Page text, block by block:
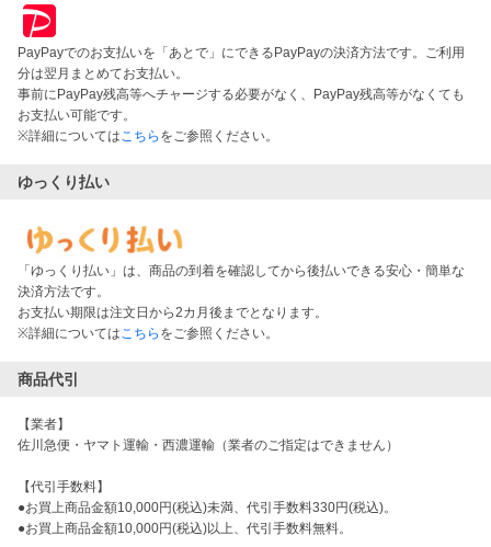
PayPayでのお支払いを「あとで」にできるPayPayの決済方法です。ご利用
分は翌月まとめてお支払い。
事前にPayPay残高等へチャージする必要がなく、PayPay残高等がなくても
お支払い可能です。
※詳細については こちら をご参照ください。
ゆっくり払い
「ゆっくり払い」は、商品の到着を確認してから後払いできる安心・簡単な
決済方法です。
お支払い期限は注文日から2カ月後までとなります。
※詳細については こちら をご参照ください。
商品代引
【業者】
佐川急便・ヤマト運輸・西濃運輸（業者のご指定はできません）
【代引手数料】
●お買上商品金額10,000円(税込)未満、代引手数料330円(税込)。
●お買上商品金額10,000円(税込)以上、代引手数料無料。